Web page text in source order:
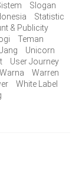
Slogan
Statistic
& Publicity
Teman
Unicorn
User Journey
Warna
Warren
White Label